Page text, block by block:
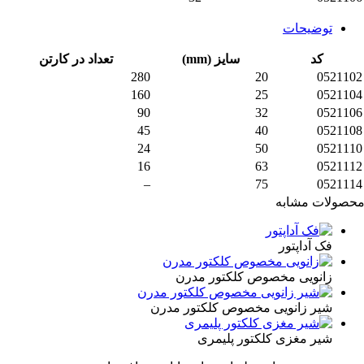
توضیحات
کد سایز (mm)
تعداد در کارتن
20
280
25
160
32
90
40
45
50
24
63
16
75
مشابه
فک آداپتور
زانویی مخصوص کلکتور مدرن
شیر زانویی مخصوص کلکتور مدرن
شیر مغزی کلکتور پلیمری